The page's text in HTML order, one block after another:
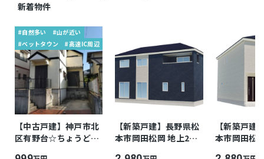
新着物件
#自然多い
#山が近い
#ベットタウン
#高速IC周辺
【中古戸建】神戸市北
区有野台☆ちょうどよ
【新築戸建】長野県松
本市岡田松岡 地上2階
【新築戸建
本市岡田松